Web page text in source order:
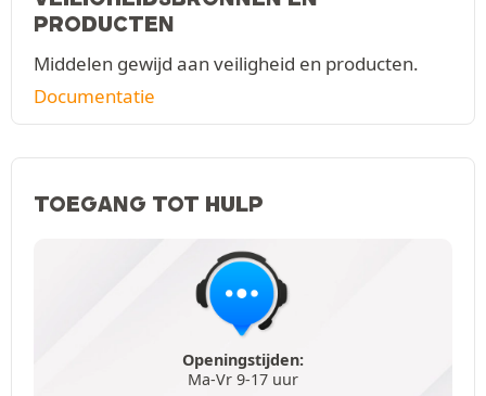
PRODUCTEN
Middelen gewijd aan veiligheid en producten.
Documentatie
TOEGANG TOT HULP
Openingstijden:
Ma-Vr 9-17 uur